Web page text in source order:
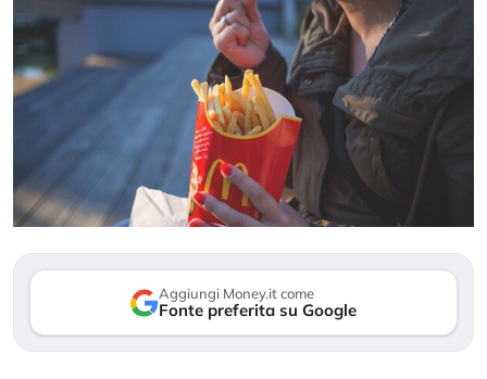
Aggiungi Money.it come
Fonte preferita su Google